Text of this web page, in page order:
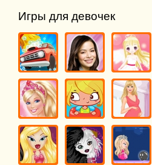
Игры для девочек